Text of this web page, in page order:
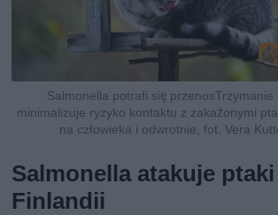
Salmonella potrafi się przenosTrzymanie
minimalizuje ryzyko kontaktu z zakażonymi
na człowieka i odwrotnie, fot. Vera
Salmonella atakuje
Finlandii